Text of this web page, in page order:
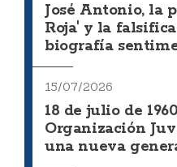
José Antonio, la
Roja' y la
biografía
15/07/2026
18 de julio de
Organización
una nueva